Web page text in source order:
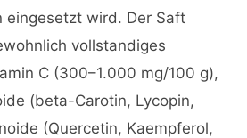
eingesetzt wird. Der Saft
vollstandiges
C (300–1.000 mg/100 g),
(beta-Carotin, Lycopin,
(Quercetin, Kaempferol,